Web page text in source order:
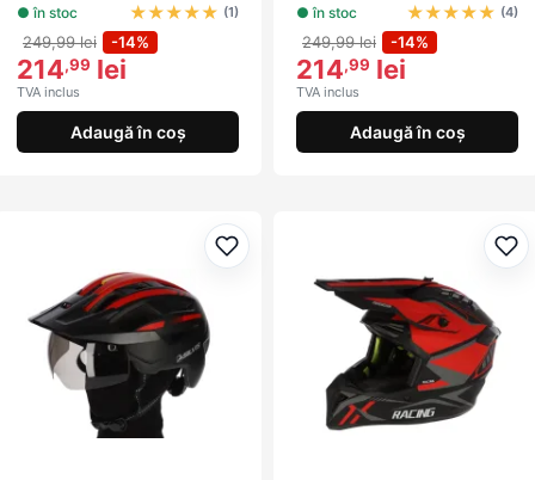
● în stoc ★★★★★ (1)
249,99 lei -14%
214,99 lei
TVA inclus
Adaugă în coș
● în stoc ★★★★★ (4)
249,99 lei -14%
214,99 lei
TVA inclus
Adaugă în coș
Adaugă la favorite